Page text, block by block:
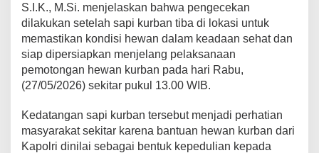
S.I.K., M.Si. menjelaskan bahwa pengecekan
dilakukan setelah sapi kurban tiba di lokasi untuk
memastikan kondisi hewan dalam keadaan sehat dan
siap dipersiapkan menjelang pelaksanaan
pemotongan hewan kurban pada hari Rabu,
(27/05/2026) sekitar pukul 13.00 WIB.
Kedatangan sapi kurban tersebut menjadi perhatian
masyarakat sekitar karena bantuan hewan kurban dari
Kapolri dinilai sebagai bentuk kepedulian kepada